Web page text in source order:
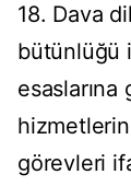
18. Dava
bütünlüğü
görevleri